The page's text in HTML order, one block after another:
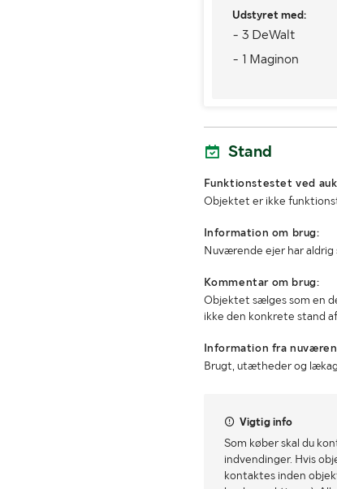
Udstyret med:
- 3 DeWalt
- 1 Maginon
Stand
Funktionstestet ved
Objektet er ikke
Information om brug:
Nuværende ejer har
Kommentar om brug:
Objektet sælges som en
ikke den konkrete stand
Information fra
Brugt, utætheder og
Vigtig info
Som køber skal du
indvendinger. Hvis
kontaktes inden